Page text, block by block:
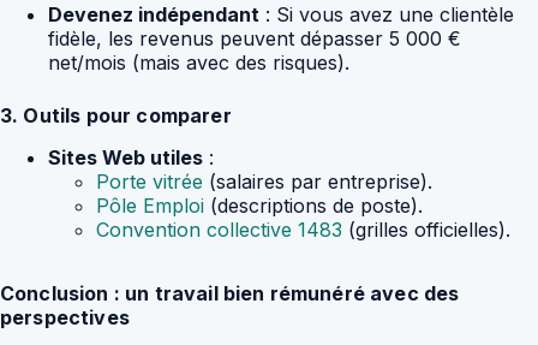
Devenez indépendant : Si vous avez une clientèle
fidèle, les revenus peuvent dépasser 5 000 €
net/mois (mais avec des risques).
3. Outils pour comparer
Sites Web utiles :
Porte vitrée (salaires par entreprise).
Pôle Emploi (descriptions de poste).
Convention collective 1483 (grilles officielles).
Conclusion : un travail bien rémunéré avec des
perspectives